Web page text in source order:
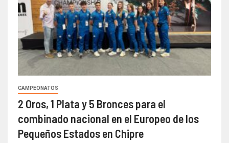
CAMPEONATOS
2 Oros, 1 Plata y 5 Bronces para el
combinado nacional en el Europeo de los
Pequeños Estados en Chipre